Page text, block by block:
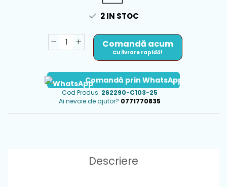
2IN STOC
Comandă acum
Cu livrare rapidă!
Comandă prin WhatsApp
Cod Produs: 262290-C103-25
Ai nevoie de ajutor? 0771770835
Descriere